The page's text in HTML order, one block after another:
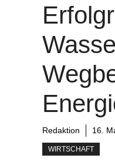
Redaktion 16.
WIRTSCHAFT